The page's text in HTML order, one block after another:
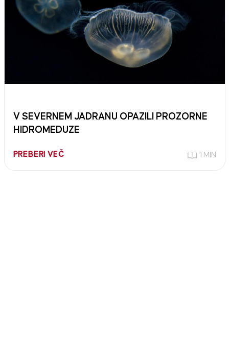
V SEVERNEM JADRANU OPAZILI PROZORNE
HIDROMEDUZE
PREBERI VEČ 1 MIN